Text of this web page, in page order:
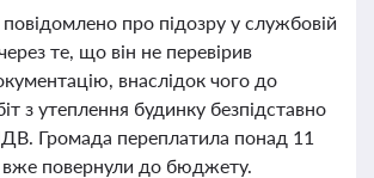
про підозру у службовій
те, що він не перевірив
внаслідок чого до
з утеплення будинку безпідставно
Громада переплатила понад 11
вже повернули до бюджету.